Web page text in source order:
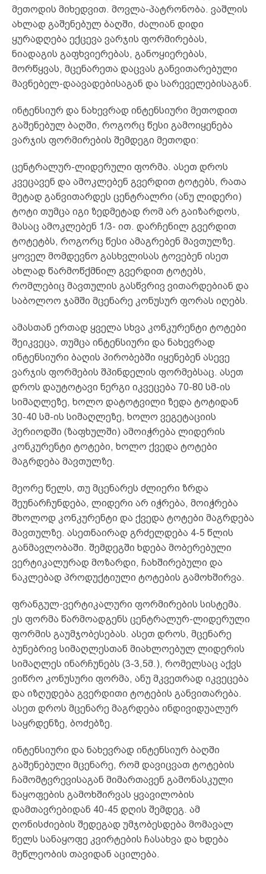
მეთოდის მიხედვით. მოვლა-პატრონობა. ვაშლის
ახლად გაშენებულ ბაღში, ძალიან დიდი
ყურადღება ექცევა ვარჯის ფორმირებას,
ნიადაგის გაფხვიერებას, განოყიერებას,
მორწყვას, მცენარეთა დაცვას განვითარებული
მავნებელ-დაავადებისაგან და სარეველებისაგან.
ინტენსიურ და ნახევრად ინტენსიური მეთოდით
გაშენებულ ბაღში, როგორც წესი გამოიყენება
ვარჯის ფორმირების შემდეგი მეთოდი:
ცენტრალურ-ლიდერული ფორმა. ასეთ დროს
კვეცავენ და ამოკლებენ გვერდით ტოტებს, რათა
მეტად განვითარდეს ცენტრალრი (ანუ ლიდერი)
ტოტი თუმცა იგი ზედმეტად რომ არ გაიზარდოს,
მასაც ამოკლებენ 1/3- ით. დარჩენილ გვერდით
ტოტეტბს, როგორც წესი ამაგრებენ მავთულზე.
ყოველ მომდევნო გასხვლისას ტოვებენ ისეთ
ახლად წარმოწქმნილ გვერდით ტოტებს,
რომლებიც მავთულის გასწვრივ ვითარდებიან და
საბოლოო ჯამში მცენარე კონუსურ ფორას იღებს.
ამასთან ერთად ყველა სხვა კონკურენტი ტოტები
შეიკვეცა, თუმცა ინტენსიური და ნახევრად
ინტენსიური ბაღის პირობებში იყენებენ ასევე
ვარჯის ფორმების შპინდელის ფორმებსაც. ასეთ
დროს დაუტოტავი ნერგი იკვეცება 70-80 სმ-ის
სიმაღლეზე, ხოლო დატოტვილი ზედა ტოტიდან
30-40 სმ-ის სიმაღლეზე, ხოლო ვეგეტაციის
პერიოდში (ზაფხულში) ამოიჭრება ლიდერის
კონკურენტი ტოტები, ხოლო ქვედა ტოტები
მაგრდება მავთულზე.
მეორე წელს, თუ მცენარეს ძლიერი ზრდა
შეუნარჩუნდება, ლიდერი არ იჭრება, მოიჭრება
მხოლოდ კონკურენტი და ქვედა ტოტები მაგრდება
მავთულზე. ასეთნაირად გრძელდება 4-5 წლის
განმავლობაში. შემდეგში ხდება მობერებული
ვერტიკალურად მოზარდი, ჩახშირებული და
ნაკლებად პროდუქტიული ტოტების გამოხშირვა.
ფრანგულ-ვერტიკალური ფორმირების სისტემა.
ეს ფორმა წარმოადგენს ცენტრალურ-ლიდერული
ფორმის გაუმჯობესებას. ასეთ დროს, მცენარე
ბუნებრივ სიმაღლესთან მიახლოებულ ლიდერის
სიმაღლეს ინარჩუნებს (3-3,5მ.), რომელსაც აქვს
ვიწრო კონუსური ფორმა, ანუ მკვეთრად იკვეცება
და იზღუდება გვერდითი ტოტების განვითარება.
ასეთ დროს მცენარე მაგრდება ინდივიდუალურ
საყრდენზე, ბოძებზე.
ინტენსიური და ნახევრად ინტენსიურ ბაღში
გაშენებული მცენარე, რომ დავიცვათ ტოტების
ჩამომტვრევისაგან მიმართავენ გამონასკული
ნაყოფების გამოხშირვას ყვავილობის
დამთავრებიდან 40-45 დღის შემდეგ. ამ
ღონისძიების შედეგად უმჯობესდება მომავალ
წელს სანაყოფე კვირტების ჩასახვა და ხდება
მეწლეობის თავიდან აცილება.